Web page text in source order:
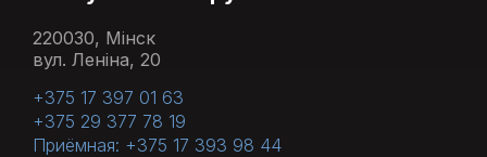
220030, Мінск
вул. Леніна, 20
+375 17 397 01 63
+375 29 377 78 19
Приёмная: +375 17 393 98 44